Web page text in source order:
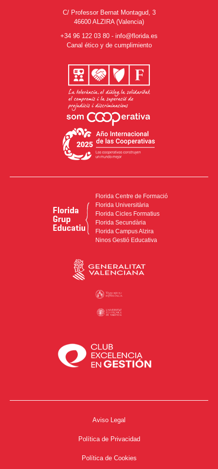
C/ Professor Bernat Montagud, 3
46600 ALZIRA (Valencia)
+34 96 122 03 80 - info@florida.es
Canal ético y de cumplimiento
Florida Centre de Formació
Florida Universitària
Florida Cicles Formatius
Florida Secundària
Florida Campus Alzira
Ninos Gestió Educativa
Aviso Legal
Política de Privacidad
Política de Cookies